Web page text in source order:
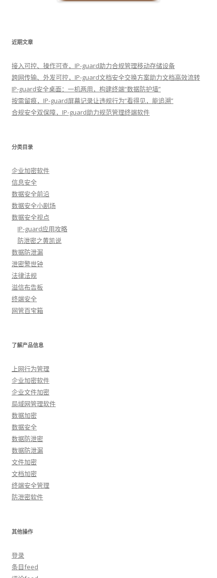
近期文章
接入可控、操作可查，IP-guard助力合规管理移动存储设备
跨网传输、外发可控，IP-guard文档安全交换方案助力文档高效流转
IP-guard安全桌面：一机两用，构建终端“数据防护墙”
按需留痕，IP-guard屏幕记录让违规行为“看得见，能追溯”
合规安全双保障，IP-guard助力规范管理终端软件
分类目录
企业加密软件
信息安全
数据安全前沿
数据安全小剧场
数据安全视点
IP-guard应用攻略
防泄密之黄凯说
数据防泄漏
泄密警世钟
法律法规
溢信布告板
终端安全
网管百宝箱
了解产品信息
上网行为管理
企业加密软件
企业文件加密
局域网管理软件
数据加密
数据安全
数据防泄密
数据防泄漏
文件加密
文档加密
终端安全管理
防泄密软件
其他操作
登录
条目feed